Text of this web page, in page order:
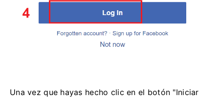
Una vez que hayas hecho clic en el botón "Iniciar